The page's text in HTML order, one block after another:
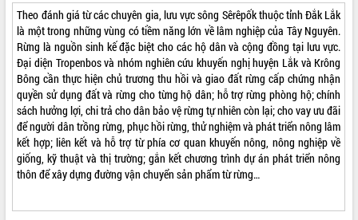
Tăng cường giám sát, đôn đốc thực
hiện nhiệm vụ quản lý tài sản công
hàng tuần
Tháo gỡ những vướng mắc, đẩy mạnh
công tác cải cách thủ tục hành chính
tại Trung tâm Phục vụ hành chính
công tỉnh
Đắk Lắk: Tôn vinh 46 giải pháp tại Hội
thi Sáng tạo Kỹ thuật 2024 - 2025
Đắk Lắk rà soát, điều chỉnh Đề án 190
về phát triển nuôi trồng thủy sản
Theo đánh giá từ các chuyên gia, lưu vực sông Sêrêpốk thuộc tỉnh Đắk Lắk
là một trong những vùng có tiềm năng lớn về lâm nghiệp của Tây Nguyên.
Rừng là nguồn sinh kế đặc biệt cho các hộ dân và cộng đồng tại lưu vực.
Đại diện Tropenbos và nhóm nghiên cứu khuyến nghị huyện Lắk và Krông
Bông cần thực hiện chủ trương thu hồi và giao đất rừng cấp chứng nhận
quyền sử dụng đất và rừng cho từng hộ dân; hỗ trợ rừng phòng hộ; chính
sách hưởng lợi, chi trả cho dân bảo vệ rừng tự nhiên còn lại; cho vay ưu đãi
để người dân trồng rừng, phục hồi rừng, thử nghiệm và phát triển nông lâm
kết hợp; liên kết và hỗ trợ từ phía cơ quan khuyến nông, nông nghiệp về
giống, kỹ thuật và thị trường; gắn kết chương trình dự án phát triển nông
thôn để xây dựng đường vận chuyển sản phẩm từ rừng…